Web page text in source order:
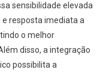
sensibilidade elevada
resposta imediata a
o melhor
disso, a integração
possibilita a